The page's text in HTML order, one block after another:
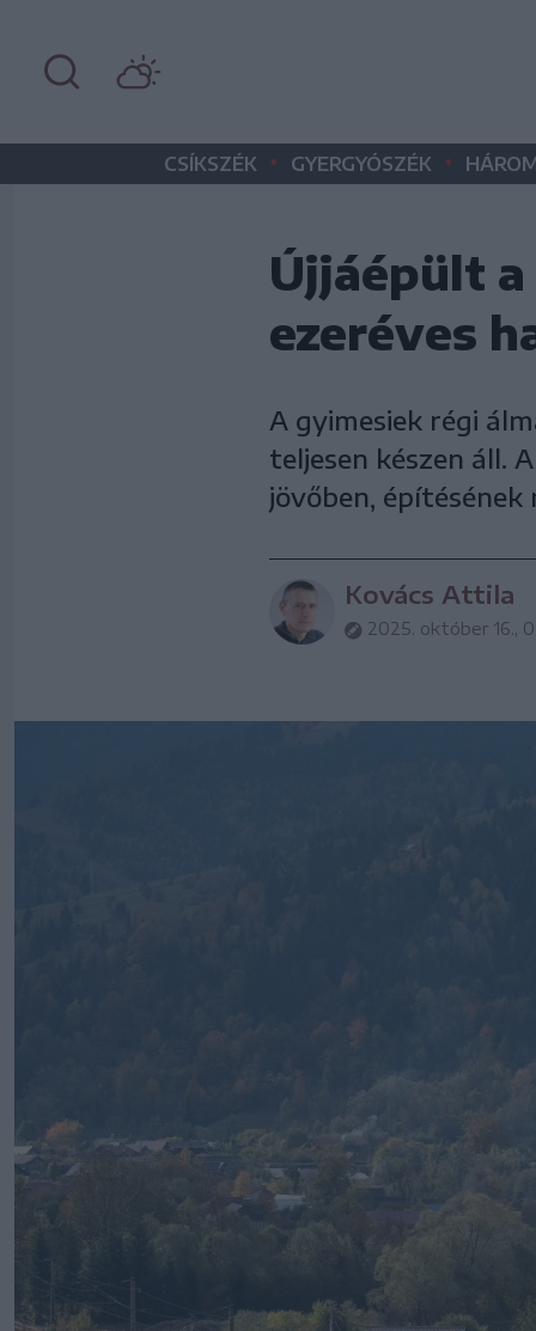
CSÍKSZÉK • GYERGYÓSZÉK •
Újjáépült
ezeréves
A gyimesiek régi
teljesen készen áll.
jövőben,
Kovács Attila
2025. október 16.,